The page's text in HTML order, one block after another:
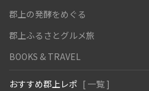
郡上の発酵をめぐる
郡上ふるさとグルメ旅
BOOKS & TRAVEL
おすすめ郡上レポ [ 一覧 ]